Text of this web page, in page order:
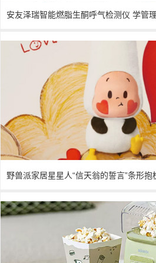
安友泽瑞智能燃脂生酮呼气检测仪 学管
野兽派家居星星人“信天翁的誓言”条形抱